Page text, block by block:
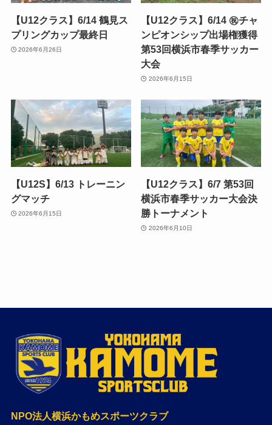
【U12クラス】6/14 鶴見ス
プリングカップ最終日
2026年6月26日
【U12クラス】6/14 ㊗️チャ
ンピオンシップ出場権獲得
第53回横浜市春季サッカー
大会
2026年6月15日
【U12S】6/13 トレーニン
グマッチ
2026年6月15日
【U12クラス】6/7 第53回
横浜市春季サッカー大会決
勝トーナメント
2026年6月10日
NPO法人横浜かもめスポーツクラブ